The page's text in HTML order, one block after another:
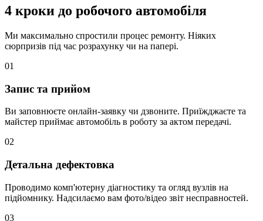
4 кроки до робочого автомобіля
Ми максимально спростили процес ремонту. Ніяких
сюрпризів під час розрахунку чи на папері.
01
Запис та прийом
Ви заповнюєте онлайн-заявку чи дзвоните. Приїжджаєте та
майстер приймає автомобіль в роботу за актом передачі.
02
Детальна дефектовка
Проводимо комп'ютерну діагностику та огляд вузлів на
підйомнику. Надсилаємо вам фото/відео звіт несправностей.
03